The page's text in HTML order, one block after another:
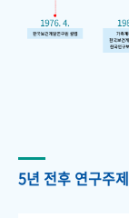
5년 전후 연구주